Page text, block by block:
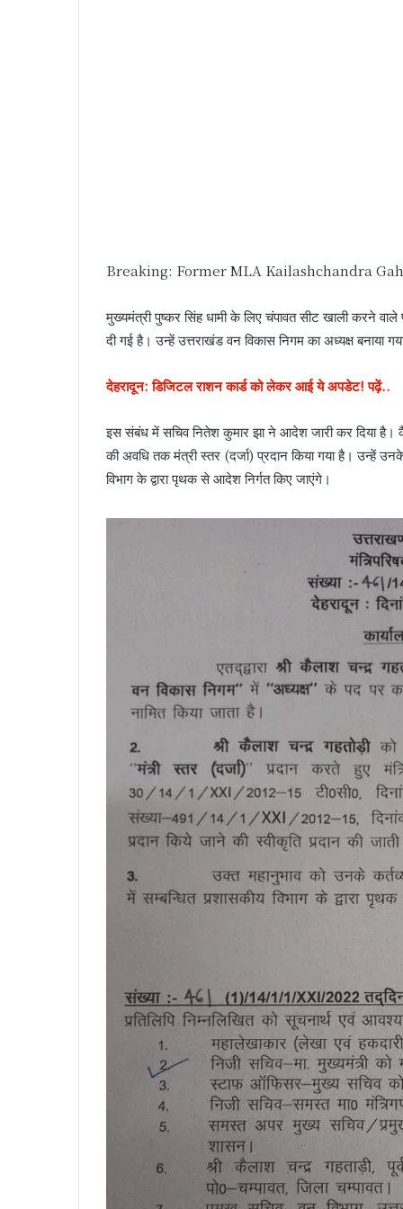
Breaking: Former MLA Kailashchandra
मुख्यमंत्री पुष्कर सिंह धामी के लिए चंपावत सीट खाली करने
दी गई है। उन्हें उत्तराखंड वन विकास निगम का अध्यक्ष बनाया
देहरादून: डिजिटल राशन कार्ड को लेकर आई ये अपडेट! पढ़ें..
इस संबंध में सचिव नितेश कुमार झा ने आदेश जारी कर दिया
की अवधि तक मंत्री स्तर (दर्जा) प्रदान किया गया है। उन्हें
विभाग के द्वारा पृथक से आदेश निर्गत किए जाएंगे।